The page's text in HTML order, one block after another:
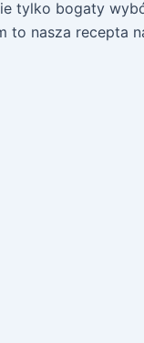
tylko bogaty
to nasza recepta